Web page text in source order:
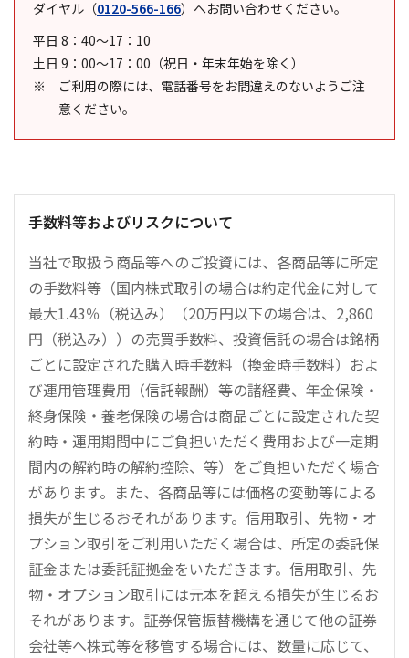
ダイヤル （0120-566-166） へお問い合わせください。
平日 8：40～17：10
土日 9：00～17：00（祝日・年末年始を除く）
ご利用の際には、電話番号をお間違えのないようご注
意ください。
手数料等およびリスクについて
当社で取扱う商品等へのご投資には、各商品等に所定
の手数料等（国内株式取引の場合は約定代金に対して
最大1.43％（税込み）（20万円以下の場合は、2,860
円（税込み））の売買手数料、投資信託の場合は銘柄
ごとに設定された購入時手数料（換金時手数料）およ
び運用管理費用（信託報酬）等の諸経費、年金保険・
終身保険・養老保険の場合は商品ごとに設定された契
約時・運用期間中にご負担いただく費用および一定期
間内の解約時の解約控除、等）をご負担いただく場合
があります。また、各商品等には価格の変動等による
損失が生じるおそれがあります。信用取引、先物・オ
プション取引をご利用いただく場合は、所定の委託保
証金または委託証拠金をいただきます。信用取引、先
物・オプション取引には元本を超える損失が生じるお
それがあります。証券保管振替機構を通じて他の証券
会社等へ株式等を移管する場合には、数量に応じて、